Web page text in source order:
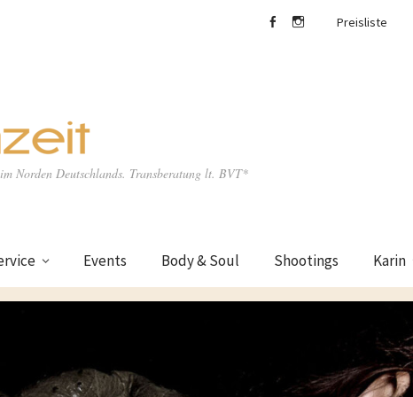
Preisliste
Norden Deutschlands. Transberatung lt. BVT*
Events Body & Soul Shootings Karin